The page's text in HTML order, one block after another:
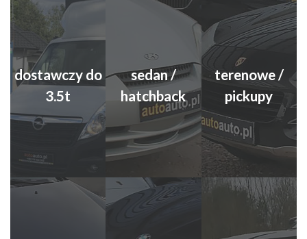
dostawczy do
3.5t
sedan /
hatchback
terenowe /
pickupy